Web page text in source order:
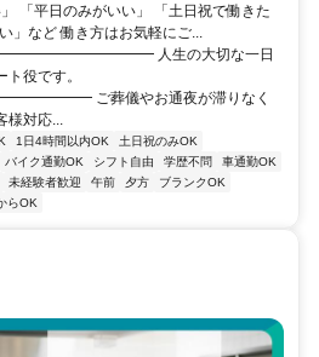
「平日のみがいい」 「土日祝で働きた
」など 働き方はお気軽にご...
人生の大切な一日
役です。
ご葬儀やお通夜が滞りなく
対応...
1日4時間以内OK
土日祝のみOK
バイク通勤OK シフト自由 学歴不問
車通勤OK
未経験者歓迎 午前 夕方
ブランクOK
らOK